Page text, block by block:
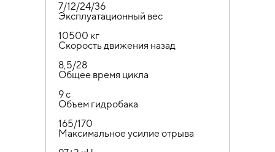
7/12/24/36
Эксплуатационный вес
10500 кг
Скорость движения назад
8,5/28
Общее время цикла
9 с
Объем гидробака
165/170
Максимальное усилие отрыва